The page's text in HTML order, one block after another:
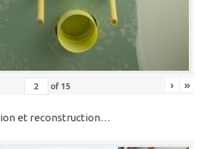
of 15 › »
et reconstruction…